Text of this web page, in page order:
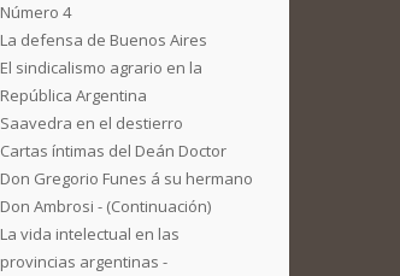
Número 4
La defensa de Buenos Aires
El sindicalismo agrario en la
República Argentina
Saavedra en el destierro
Cartas íntimas del Deán Doctor
Don Gregorio Funes á su hermano
Don Ambrosi - (Continuación)
La vida intelectual en las
provincias argentinas -